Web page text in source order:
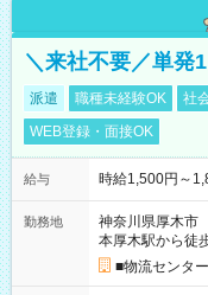
＼来社不要／単発
派遣 職種未経験OK 社
WEB登録・面接OK
給与 時給1,500円～
勤務地
神奈川県厚木市
本厚木駅から徒
■物流センタ